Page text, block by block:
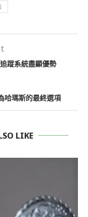
蹤系統盡顯優勢
哈瑪斯的最終選項
LIKE